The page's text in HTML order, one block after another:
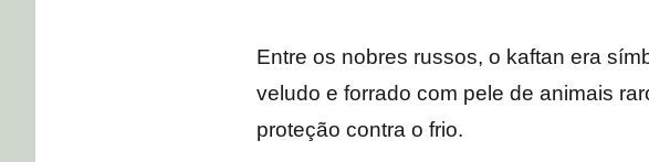
Entre os nobres russos, o kaftan era
veludo e forrado com pele de animais
proteção contra o frio.